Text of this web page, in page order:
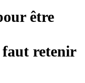
être
faut retenir